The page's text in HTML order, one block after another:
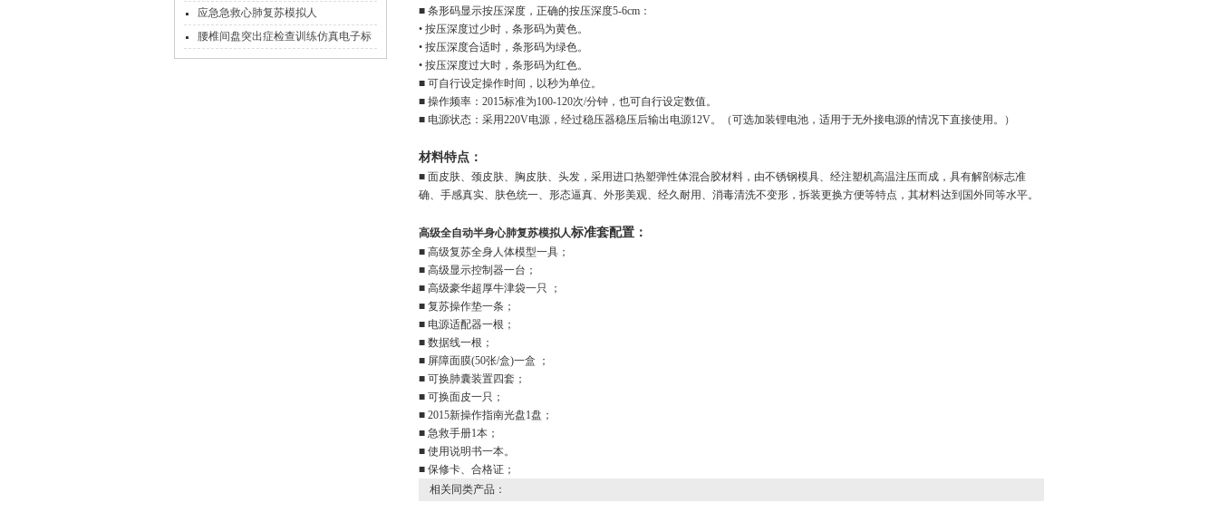
■ 条形码显示按压深度，正确的按压深度5-6cm：
• 按压深度过少时，条形码为黄色。
• 按压深度合适时，条形码为绿色。
• 按压深度过大时，条形码为红色。
■ 可自行设定操作时间，以秒为单位。
■ 操作频率：2015标准为100-120次/分钟，也可自行设定数值。
■ 电源状态：采用220V电源，经过稳压器稳压后输出电源12V。（可选加装锂电池，适用于无外接电源的情况下直接使用。）
材料特点：
■ 面皮肤、颈皮肤、胸皮肤、头发，采用进口热塑弹性体混合胶材料，由不锈钢模具、经注塑机高温注压而成，具有解剖标志准
确、手感真实、肤色统一、形态逼真、外形美观、经久耐用、消毒清洗不变形，拆装更换方便等特点，其材料达到国外同等水平。
高级全自动半身心肺复苏模拟人标准套配置：
■ 高级复苏全身人体模型一具；
■ 高级显示控制器一台；
■ 高级豪华超厚牛津袋一只 ；
■ 复苏操作垫一条；
■ 电源适配器一根；
■ 数据线一根；
■ 屏障面膜(50张/盒)一盒 ；
■ 可换肺囊装置四套；
■ 可换面皮一只；
■ 2015新操作指南光盘1盘；
■ 急救手册1本；
■ 使用说明书一本。
■ 保修卡、合格证；
相关同类产品：
应急急救心肺复苏模拟人
腰椎间盘突出症检查训练仿真电子标
准化病人模型